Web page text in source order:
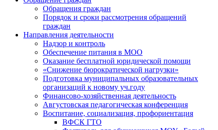
Обращения граждан
Порядок и сроки рассмотрения обращений
граждан
Направления деятельности
Надзор и контроль
Обеспечение питания в МОО
Оказание бесплатной юридической помощи
«Снижение бюрократической нагрузки»
Подготовка муниципальных образовательных
организаций к новому уч.году
Финансово-хозяйственная деятельность
Августовская педагогическая конференция
Воспитание, социализация, профориентация
ВФСК ГТО